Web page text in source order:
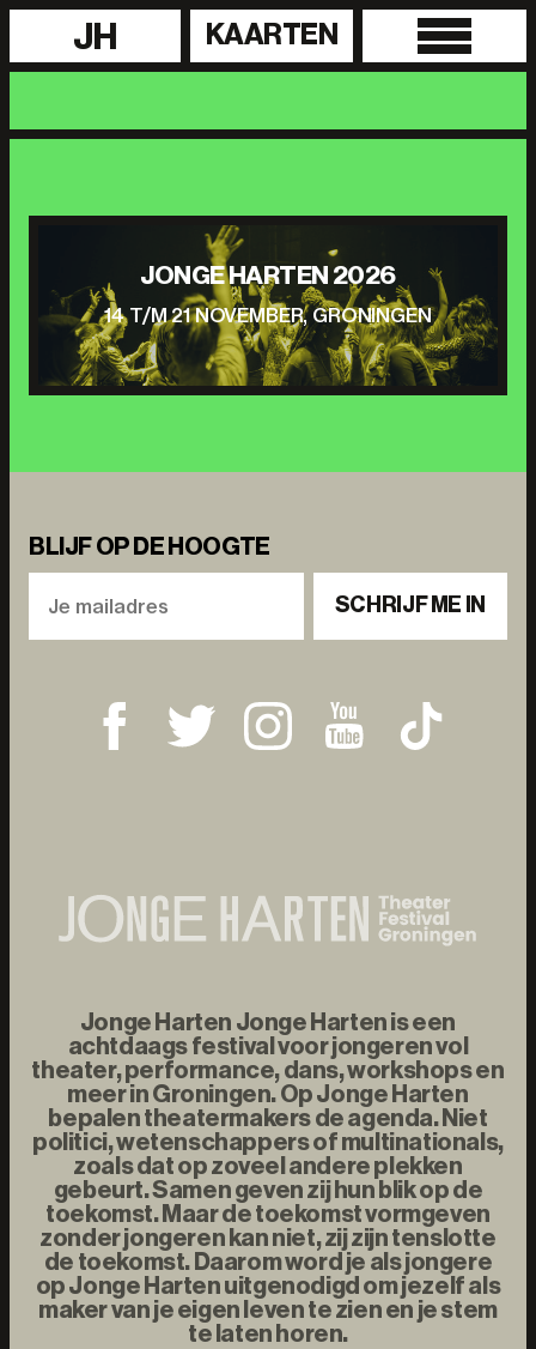
JH KAARTEN
JONGE HARTEN 2026
14 T/M 21 NOVEMBER, GRONINGEN
BLIJF OP DE HOOGTE
SCHRIJF ME IN
Jonge Harten Jonge Harten is een
achtdaags festival voor jongeren vol
theater, performance, dans, workshops en
meer in Groningen. Op Jonge Harten
bepalen theatermakers de agenda. Niet
politici, wetenschappers of multinationals,
zoals dat op zoveel andere plekken
gebeurt. Samen geven zij hun blik op de
toekomst. Maar de toekomst vormgeven
zonder jongeren kan niet, zij zijn tenslotte
de toekomst. Daarom word je als jongere
op Jonge Harten uitgenodigd om jezelf als
maker van je eigen leven te zien en je stem
te laten horen.